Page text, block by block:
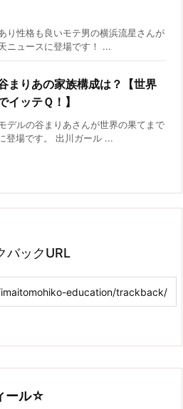
り性格も良いモテ男の横浜流星さんが
ニュースに登場です！ ...
まりあの家族構成は？【世界
イッテＱ！】
デルの谷まりあさんが世界の果てまで
登場です。 出川ガール ...
バックURL
ール☆